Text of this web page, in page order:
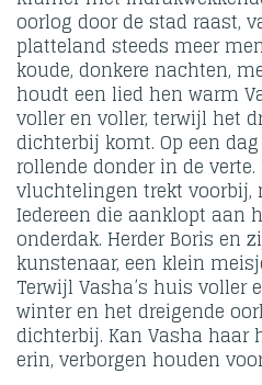
oorlog door de stad raast,
platteland steeds meer
koude, donkere nachten,
houdt een lied hen warm
voller en voller, terwijl het
dichterbij komt. Op een
rollende donder in de
vluchtelingen trekt voorbij,
Iedereen die aanklopt aan
onderdak. Herder Boris en
kunstenaar, een klein
Terwijl Vasha’s huis voller
winter en het dreigende
dichterbij. Kan Vasha haar
erin, verborgen houden